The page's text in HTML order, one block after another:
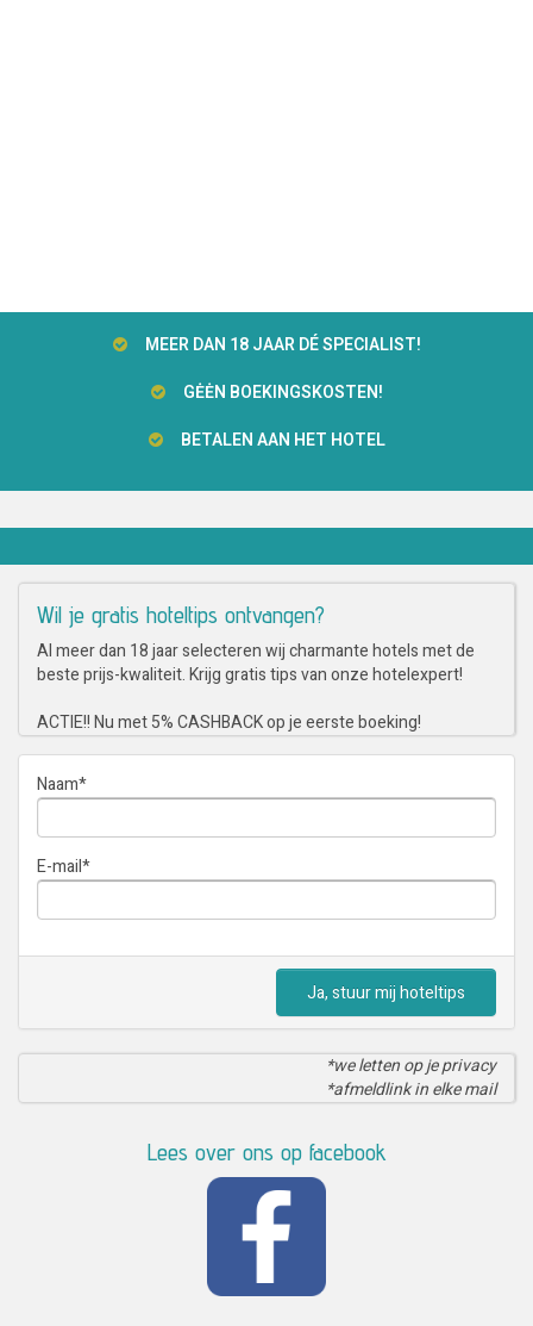
MEER DAN 18 JAAR DÉ SPECIALIST!
GĖĖN BOEKINGSKOSTEN!
BETALEN AAN HET HOTEL
Wil je gratis hoteltips ontvangen?
Al meer dan 18 jaar selecteren wij charmante hotels met de
beste prijs-kwaliteit. Krijg gratis tips van onze hotelexpert!
ACTIE!! Nu met 5% CASHBACK op je eerste boeking!
Naam*
E-mail*
Ja, stuur mij hoteltips
*we letten op je privacy
*afmeldlink in elke mail
Lees over ons op facebook